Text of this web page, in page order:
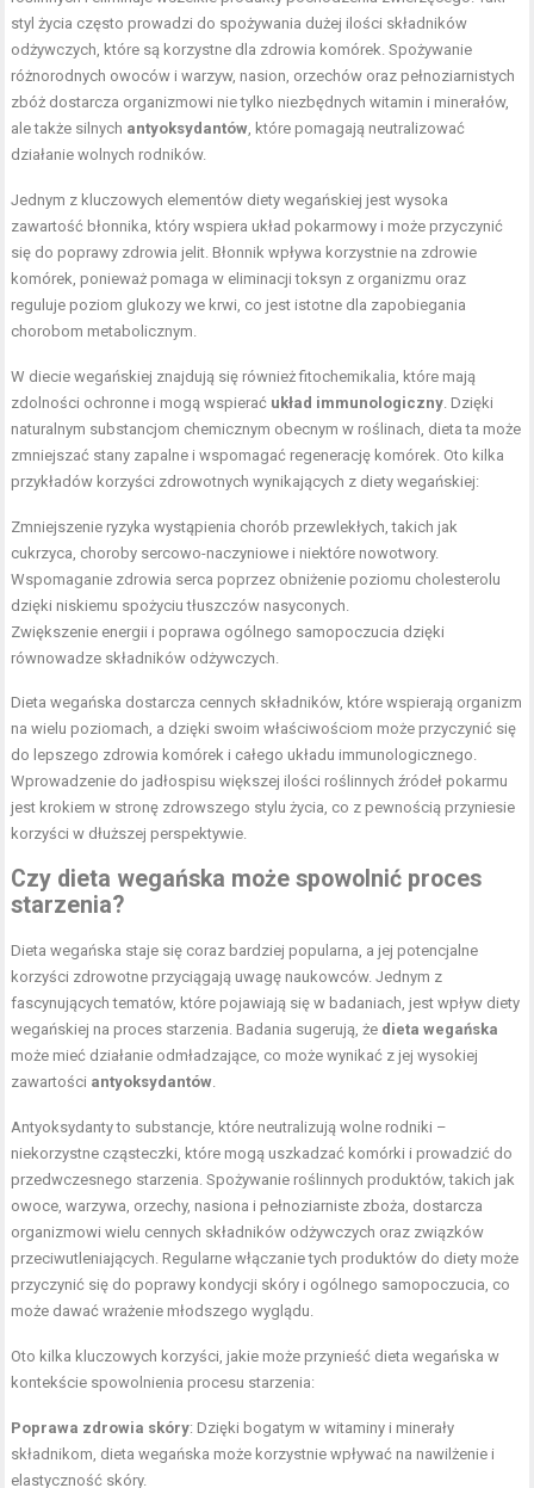
styl życia często prowadzi do spożywania dużej ilości składników
odżywczych, które są korzystne dla zdrowia komórek. Spożywanie
różnorodnych owoców i warzyw, nasion, orzechów oraz pełnoziarnistych
zbóż dostarcza organizmowi nie tylko niezbędnych witamin i minerałów,
ale także silnych antyoksydantów, które pomagają neutralizować
działanie wolnych rodników.
Jednym z kluczowych elementów diety wegańskiej jest wysoka
zawartość błonnika, który wspiera układ pokarmowy i może przyczynić
się do poprawy zdrowia jelit. Błonnik wpływa korzystnie na zdrowie
komórek, ponieważ pomaga w eliminacji toksyn z organizmu oraz
reguluje poziom glukozy we krwi, co jest istotne dla zapobiegania
chorobom metabolicznym.
W diecie wegańskiej znajdują się również fitochemikalia, które mają
zdolności ochronne i mogą wspierać układ immunologiczny. Dzięki
naturalnym substancjom chemicznym obecnym w roślinach, dieta ta może
zmniejszać stany zapalne i wspomagać regenerację komórek. Oto kilka
przykładów korzyści zdrowotnych wynikających z diety wegańskiej:
Zmniejszenie ryzyka wystąpienia chorób przewlekłych, takich jak
cukrzyca, choroby sercowo-naczyniowe i niektóre nowotwory.
Wspomaganie zdrowia serca poprzez obniżenie poziomu cholesterolu
dzięki niskiemu spożyciu tłuszczów nasyconych.
Zwiększenie energii i poprawa ogólnego samopoczucia dzięki
równowadze składników odżywczych.
Dieta wegańska dostarcza cennych składników, które wspierają organizm
na wielu poziomach, a dzięki swoim właściwościom może przyczynić się
do lepszego zdrowia komórek i całego układu immunologicznego.
Wprowadzenie do jadłospisu większej ilości roślinnych źródeł pokarmu
jest krokiem w stronę zdrowszego stylu życia, co z pewnością przyniesie
korzyści w dłuższej perspektywie.
Czy dieta wegańska może spowolnić proces
starzenia?
Dieta wegańska staje się coraz bardziej popularna, a jej potencjalne
korzyści zdrowotne przyciągają uwagę naukowców. Jednym z
fascynujących tematów, które pojawiają się w badaniach, jest wpływ diety
wegańskiej na proces starzenia. Badania sugerują, że dieta wegańska
może mieć działanie odmładzające, co może wynikać z jej wysokiej
zawartości antyoksydantów.
Antyoksydanty to substancje, które neutralizują wolne rodniki –
niekorzystne cząsteczki, które mogą uszkadzać komórki i prowadzić do
przedwczesnego starzenia. Spożywanie roślinnych produktów, takich jak
owoce, warzywa, orzechy, nasiona i pełnoziarniste zboża, dostarcza
organizmowi wielu cennych składników odżywczych oraz związków
przeciwutleniających. Regularne włączanie tych produktów do diety może
przyczynić się do poprawy kondycji skóry i ogólnego samopoczucia, co
może dawać wrażenie młodszego wyglądu.
Oto kilka kluczowych korzyści, jakie może przynieść dieta wegańska w
kontekście spowolnienia procesu starzenia:
Poprawa zdrowia skóry: Dzięki bogatym w witaminy i minerały
składnikom, dieta wegańska może korzystnie wpływać na nawilżenie i
elastyczność skóry.